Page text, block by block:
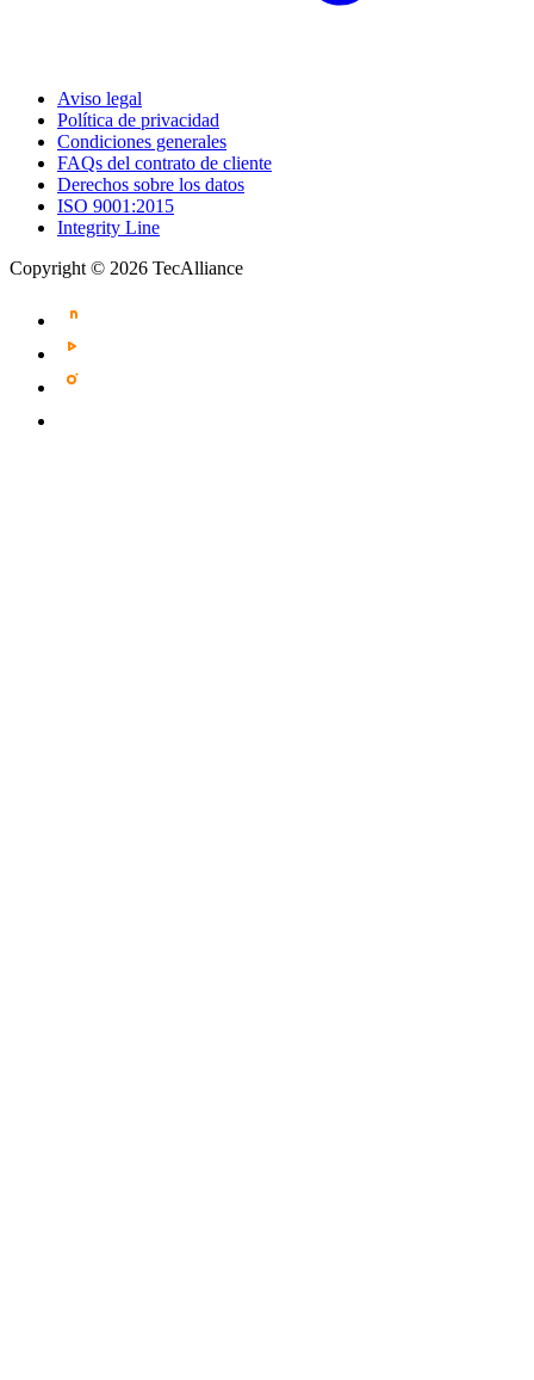
Aviso legal
Política de privacidad
Condiciones generales
FAQs del contrato de cliente
Derechos sobre los datos
ISO 9001:2015
Integrity Line
Copyright © 2026 TecAlliance